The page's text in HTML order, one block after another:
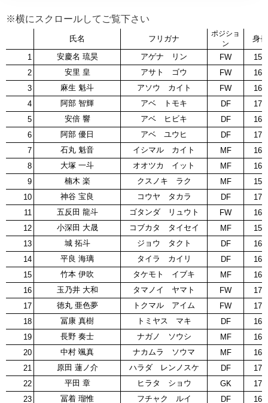
※横にスクロールしてご覧下さい